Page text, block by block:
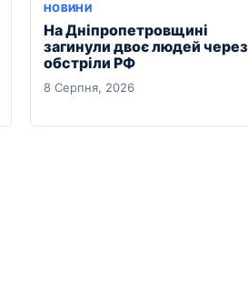
НОВИНИ
На Дніпропетровщині
загинули двоє людей через
обстріли РФ
8 Серпня, 2026